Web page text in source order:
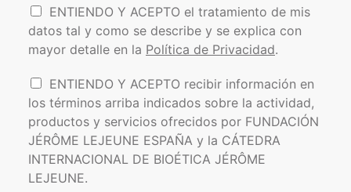
*e
o
s
r
e
e
e
c
t
ó
n
i
P
o
l
í
c
a
d
e
P
r
ENTIENDO Y ACEPTO el tratamiento de mis
datos tal y como se describe y se explica con
mayor detalle en la Política de Privacidad.
n
f
o
r
m
a
ENTIENDO Y ACEPTO recibir información en
los términos arriba indicados sobre la actividad,
productos y servicios ofrecidos por FUNDACIÓN
JÉRÔME LEJEUNE ESPAÑA y la CÁTEDRA
INTERNACIONAL DE BIOÉTICA JÉRÔME
LEJEUNE.